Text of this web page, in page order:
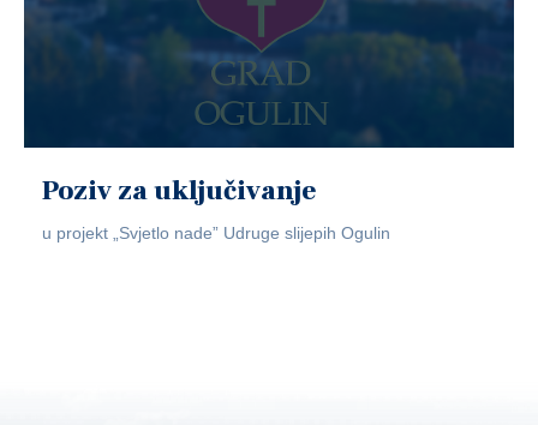
Poziv za uključivanje
u projekt „Svjetlo nade” Udruge slijepih Ogulin